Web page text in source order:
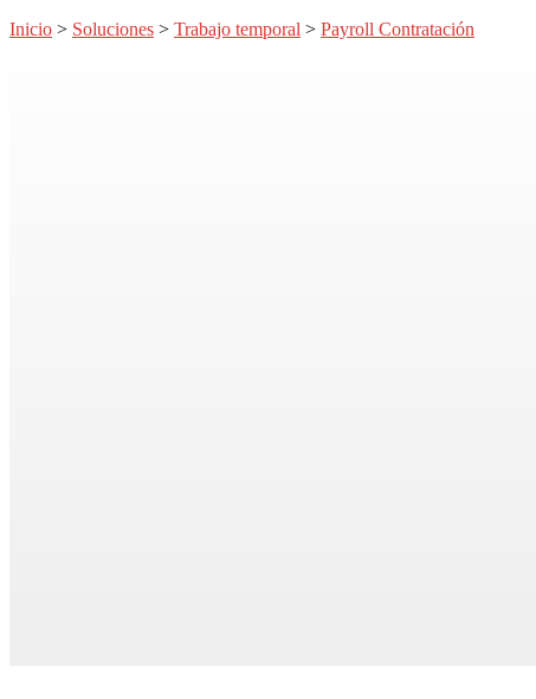
Inicio > Soluciones > Trabajo temporal > Payroll Contratación